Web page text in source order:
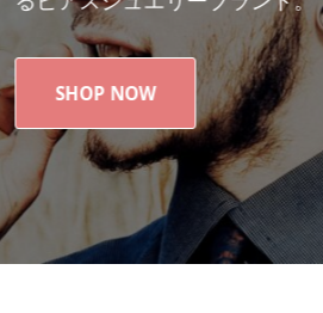
スブランド。
SHOP NOW